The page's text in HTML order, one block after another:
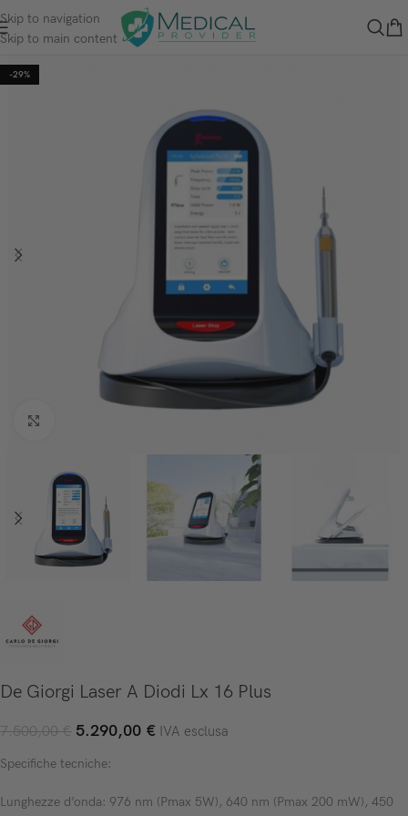
Skip to navigation
Skip to main content
-29%
De Giorgi Laser A Diodi Lx 16 Plus
7.500,00€ 5.290,00 € IVA esclusa
Specifiche tecniche:
Lunghezze d’onda: 976 nm (Pmax 5W), 640 nm (Pmax 200 mW), 450